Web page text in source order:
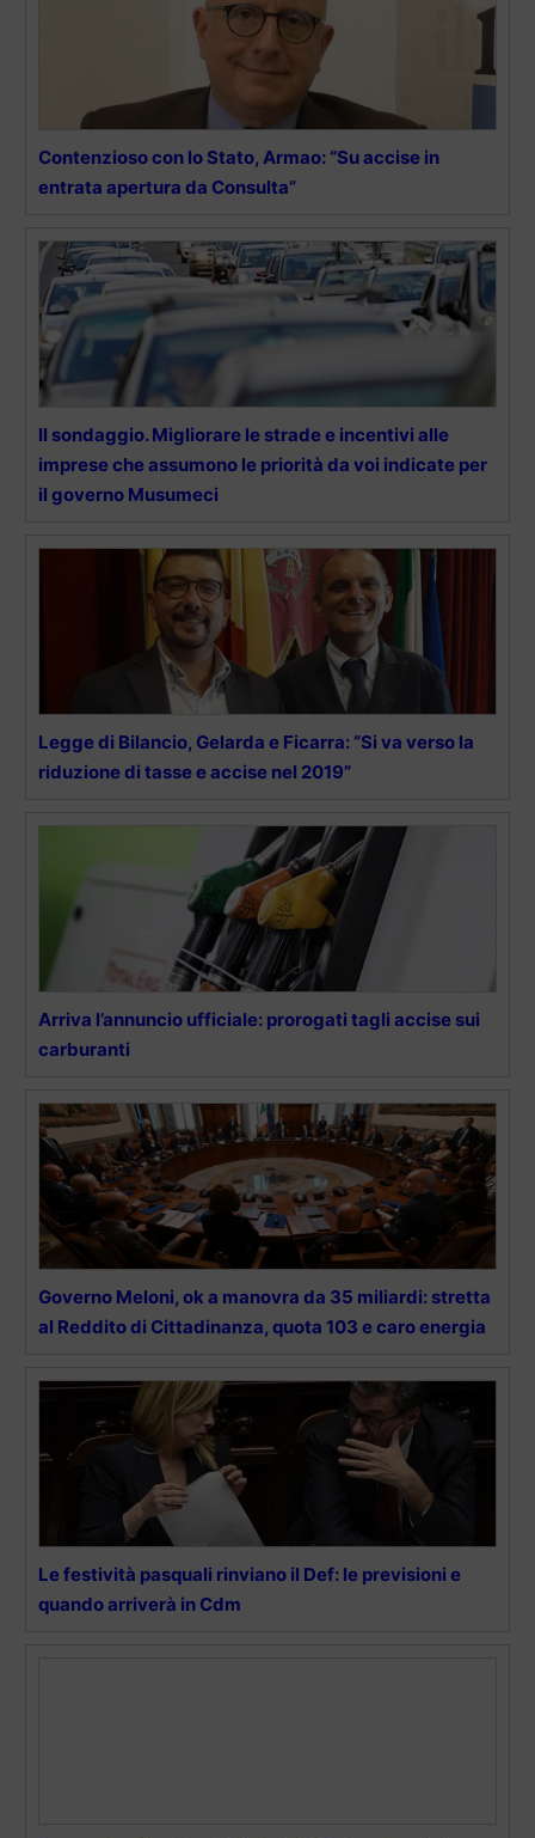
Contenzioso con lo Stato, Armao: “Su accise in
entrata apertura da Consulta”
Il sondaggio. Migliorare le strade e incentivi alle
imprese che assumono le priorità da voi indicate per
il governo Musumeci
Legge di Bilancio, Gelarda e Ficarra: “Si va verso la
riduzione di tasse e accise nel 2019”
Arriva l’annuncio ufficiale: prorogati tagli accise sui
carburanti
Governo Meloni, ok a manovra da 35 miliardi: stretta
al Reddito di Cittadinanza, quota 103 e caro energia
Le festività pasquali rinviano il Def: le previsioni e
quando arriverà in Cdm